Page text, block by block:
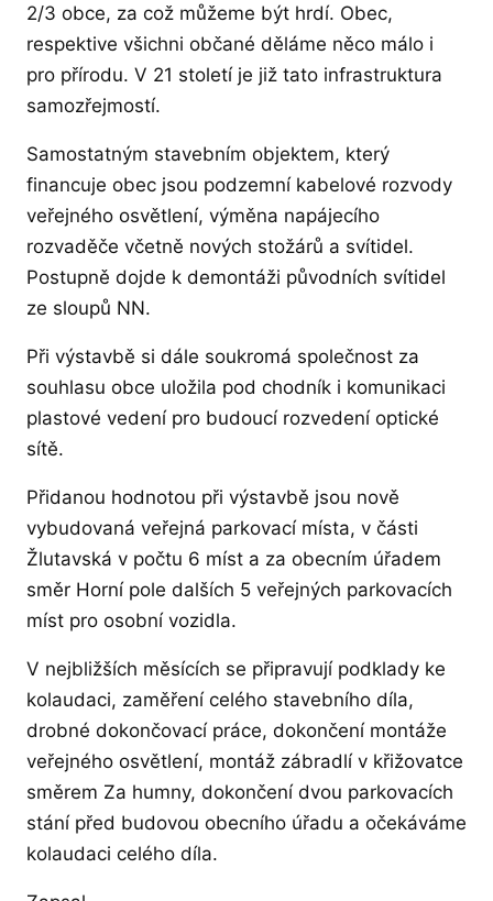
2/3 obce, za což můžeme být hrdí. Obec,
respektive všichni občané děláme něco málo i
pro přírodu. V 21 století je již tato infrastruktura
samozřejmostí.
Samostatným stavebním objektem, který
financuje obec jsou podzemní kabelové rozvody
veřejného osvětlení, výměna napájecího
rozvaděče včetně nových stožárů a svítidel.
Postupně dojde k demontáži původních svítidel
ze sloupů NN.
Při výstavbě si dále soukromá společnost za
souhlasu obce uložila pod chodník i komunikaci
plastové vedení pro budoucí rozvedení optické
sítě.
Přidanou hodnotou při výstavbě jsou nově
vybudovaná veřejná parkovací místa, v části
Žlutavská v počtu 6 míst a za obecním úřadem
směr Horní pole dalších 5 veřejných parkovacích
míst pro osobní vozidla.
V nejbližších měsících se připravují podklady ke
kolaudaci, zaměření celého stavebního díla,
drobné dokončovací práce, dokončení montáže
veřejného osvětlení, montáž zábradlí v křižovatce
směrem Za humny, dokončení dvou parkovacích
stání před budovou obecního úřadu a očekáváme
kolaudaci celého díla.